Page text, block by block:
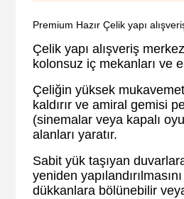
Premium Hazır Çelik yapı
Çelik yapı alışveriş
kolonsuz iç mekanları ve
Çeliğin yüksek
kaldırır ve amiral gemisi
(sinemalar veya kapalı
alanları yaratır.
Sabit yük taşıyan
yeniden
dükkanlara bölünebilir